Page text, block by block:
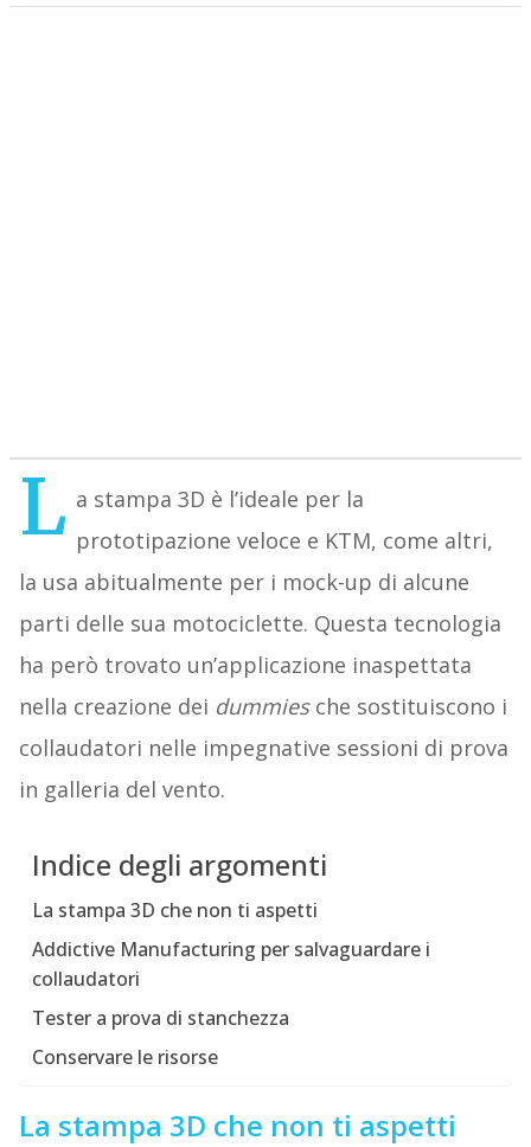
L a stampa 3D è l’ideale per la
prototipazione veloce e KTM, come altri,
la usa abitualmente per i mock-up di alcune
parti delle sua motociclette. Questa tecnologia
ha però trovato un’applicazione inaspettata
nella creazione dei dummiesche sostituiscono i
collaudatori nelle impegnative sessioni di prova
in galleria del vento.
Indice degli argomenti
La stampa 3D che non ti aspetti
Addictive Manufacturing per salvaguardare i
collaudatori
Tester a prova di stanchezza
Conservare le risorse
La stampa 3D che non ti aspetti